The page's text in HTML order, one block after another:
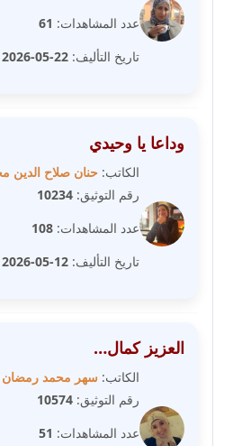
عاملة
مدونة سامح فرج
عاملة
مدونة سحر حسب الله
عاملة
مدونة سعاد سيد
معلق
مدونة سلوى بدران
عاملة
عدد المشاهدات: 61
تاريخ التأليف: 22-05-2026
وداعا يا وحيدي
الكاتب: حنان صلاح الدين
رقم التوثيق: 10234
عدد المشاهدات: 108
تاريخ التأليف: 12-05-2026
العزيز كمال…
الكاتب: سهر محمد رمضان
رقم التوثيق: 10574
عدد المشاهدات: 51